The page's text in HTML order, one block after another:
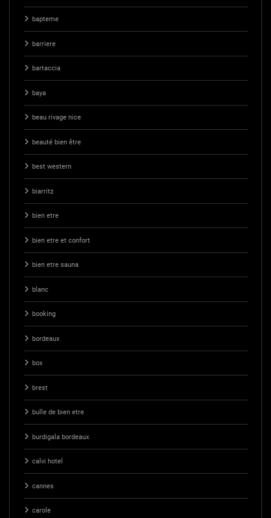
bapteme
barriere
bartaccia
baya
beau rivage nice
beauté bien être
best western
biarritz
bien etre
bien etre et confort
bien etre sauna
blanc
booking
bordeaux
box
brest
bulle de bien etre
burdigala bordeaux
calvi hotel
cannes
carole